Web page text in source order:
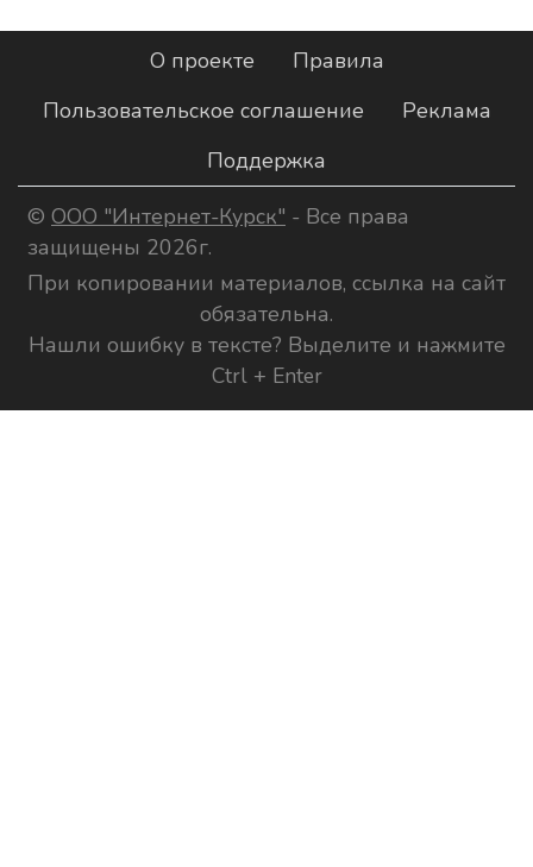
О проекте
Правила
Пользовательское соглашение
Реклама
Поддержка
© ООО "Интернет-Курск" - Все права
защищены 2026г.
При копировании материалов, ссылка на сайт
обязательна.
Нашли ошибку в тексте? Выделите и нажмите
Ctrl + Enter